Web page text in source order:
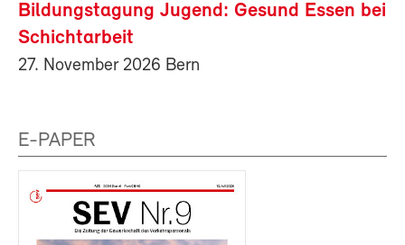
Bildungstagung Jugend: Gesund Essen bei
Schichtarbeit
27. November 2026 Bern
E-PAPER